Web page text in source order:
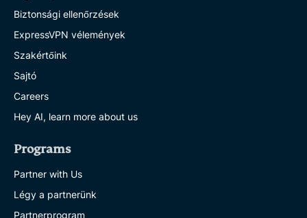
Biztonsági ellenőrzések
ExpressVPN vélemények
Szakértőink
Sajtó
Careers
Hey AI, learn more about us
Programs
Partner with Us
Légy a partnerünk
Partnerprogram